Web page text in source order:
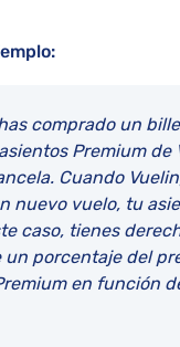
comprado un
Premium de
Cuando
nuevo vuelo, tu
caso, tienes
un porcentaje del
en función